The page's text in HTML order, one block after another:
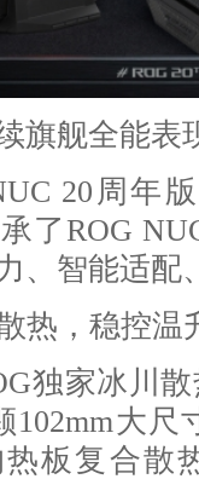
舰全能表
20周年版
了ROG
、智能适配
，稳控温
家冰川散
102mm大尺
板复合散